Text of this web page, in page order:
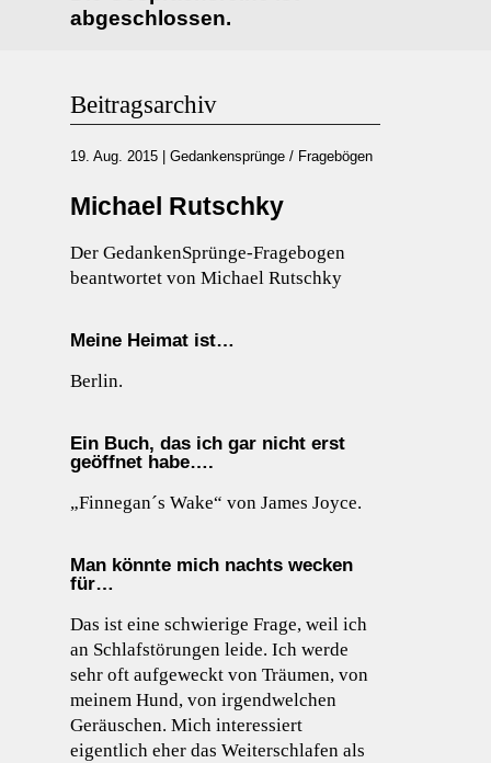
abgeschlossen.
Beitragsarchiv
19. Aug. 2015 Gedankensprünge / Fragebögen
Michael Rutschky
Der GedankenSprünge-Fragebogen
beantwortet von Michael Rutschky
Meine Heimat ist…
Berlin.
Ein Buch, das ich gar nicht erst
geöffnet habe….
„Finnegan´s Wake“ von James Joyce.
Man könnte mich nachts wecken
für…
Das ist eine schwierige Frage, weil ich
an Schlafstörungen leide. Ich werde
sehr oft aufgeweckt von Träumen, von
meinem Hund, von irgendwelchen
Geräuschen. Mich interessiert
eigentlich eher das Weiterschlafen als